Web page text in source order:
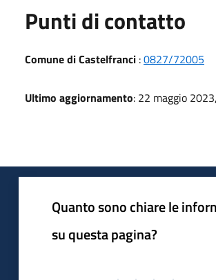
Punti di contatto
Comune di Castelfranci :0827/72005
Ultimo aggiornamento: 22 maggio
Quanto sono chiare le
su questa pagina?